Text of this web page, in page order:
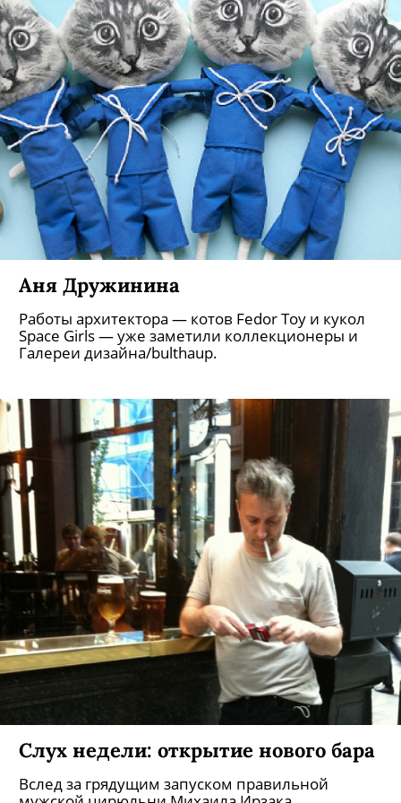
Аня Дружинина
Работы архитектора — котов Fedor Toy и кукол
Space Girls — уже заметили коллекционеры и
Галереи дизайна/bulthaup.
Слух недели: открытие нового бара
Вслед за грядущим запуском правильной